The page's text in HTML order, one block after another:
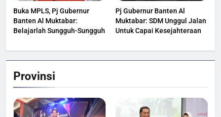
Buka MPLS, Pj Gubernur
Banten Al Muktabar:
Belajarlah Sungguh-Sungguh
Pj Gubernur Banten Al
Muktabar: SDM Unggul Jalan
Untuk Capai Kesejahteraan
Provinsi